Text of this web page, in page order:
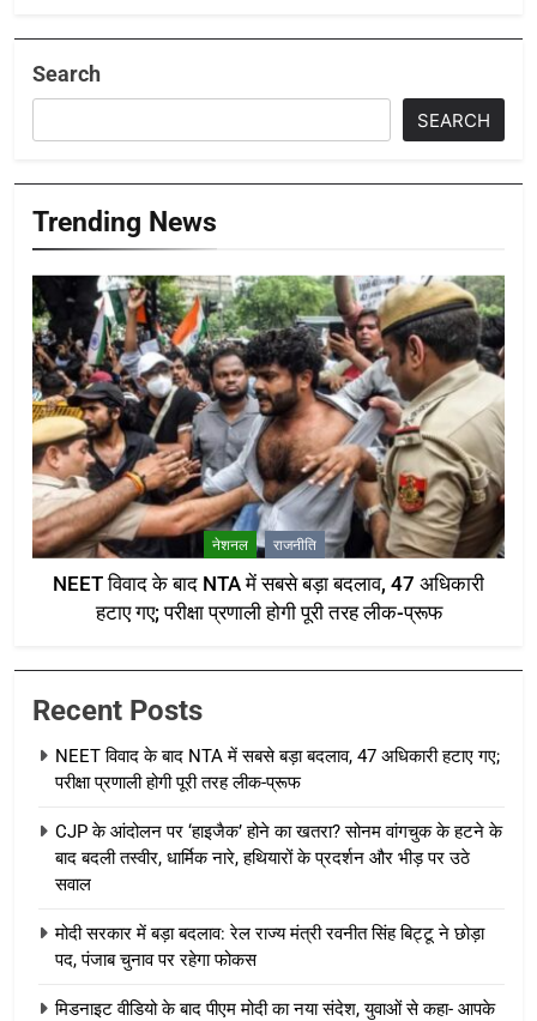
Search
SEARCH
Trending News
नेशनल राजनीति
NEET विवाद के बाद NTA में सबसे बड़ा बदलाव, 47 अधिकारी
हटाए गए; परीक्षा प्रणाली होगी पूरी तरह लीक-प्रूफ
Recent Posts
NEET विवाद के बाद NTA में सबसे बड़ा बदलाव, 47 अधिकारी हटाए गए;
परीक्षा प्रणाली होगी पूरी तरह लीक-प्रूफ
CJP के आंदोलन पर ‘हाइजैक’ होने का खतरा? सोनम वांगचुक के हटने के
बाद बदली तस्वीर, धार्मिक नारे, हथियारों के प्रदर्शन और भीड़ पर उठे
सवाल
मोदी सरकार में बड़ा बदलाव: रेल राज्य मंत्री रवनीत सिंह बिट्टू ने छोड़ा
पद, पंजाब चुनाव पर रहेगा फोकस
मिडनाइट वीडियो के बाद पीएम मोदी का नया संदेश, युवाओं से कहा- आपके